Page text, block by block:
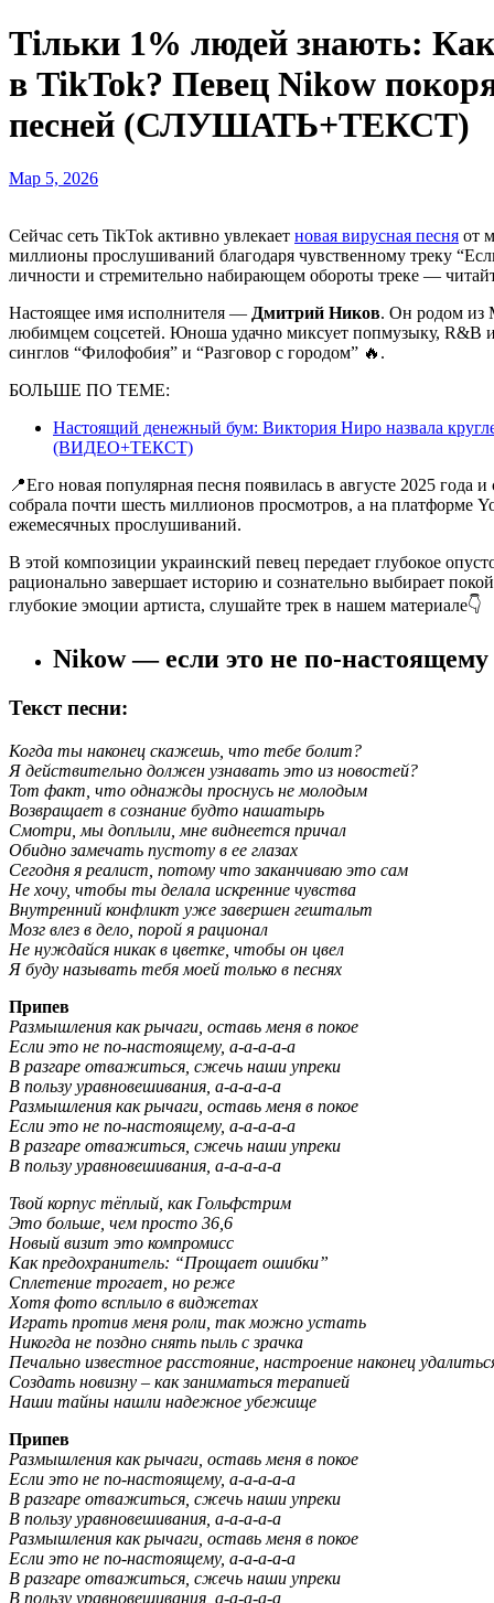
Тільки 1% людей знають:
в TikTok? Певец Nikow
песней (СЛУШАТЬ+ТЕКСТ)
Мар 5, 2026
Сейчас сеть TikTok активно увлекает новая вирусная песня от
миллионы прослушиваний благодаря чувственному треку
личности и стремительно набирающем обороты треке —
Настоящее имя исполнителя — Дмитрий Ников. Он родом из
любимцем соцсетей. Юноша удачно миксует попмузыку, R&B
синглов “Филофобия” и “Разговор с городом” 🔥.
БОЛЬШЕ ПО ТЕМЕ:
Настоящий денежный бум: Виктория Ниро назвала
(ВИДЕО+ТЕКСТ)
📍Его новая популярная песня появилась в августе 2025 года
собрала почти шесть миллионов просмотров, а на платформе
ежемесячных прослушиваний.
В этой композиции украинский певец передает глубокое
рационально завершает историю и сознательно выбирает
глубокие эмоции артиста, слушайте трек в нашем материале👇
Nikow — если это не по-настоящему
Текст песни:
Когда ты наконец скажешь, что тебе болит?
Я действительно должен узнавать это из новостей?
Тот факт, что однажды проснусь не молодым
Возвращает в сознание будто нашатырь
Смотри, мы доплыли, мне виднеется причал
Обидно замечать пустоту в ее глазах
Сегодня я реалист, потому что заканчиваю это сам
Не хочу, чтобы ты делала искренние чувства
Внутренний конфликт уже завершен гештальт
Мозг влез в дело, порой я рационал
Не нуждайся никак в цветке, чтобы он цвел
Я буду называть тебя моей только в песнях
Припев
Размышления как рычаги, оставь меня в покое
Если это не по-настоящему, а-а-а-а-а
В разгаре отважиться, сжечь наши упреки
В пользу уравновешивания, а-а-а-а-а
Размышления как рычаги, оставь меня в покое
Если это не по-настоящему, а-а-а-а-а
В разгаре отважиться, сжечь наши упреки
В пользу уравновешивания, а-а-а-а-а
Твой корпус тёплый, как Гольфстрим
Это больше, чем просто 36,6
Новый визит это компромисс
Как предохранитель: “Прощает ошибки”
Сплетение трогает, но реже
Хотя фото всплыло в виджетах
Играть против меня роли, так можно устать
Никогда не поздно снять пыль с зрачка
Печально известное расстояние, настроение наконец
Создать новизну – как заниматься терапией
Наши тайны нашли надежное убежище
Припев
Размышления как рычаги, оставь меня в покое
Если это не по-настоящему, а-а-а-а-а
В разгаре отважиться, сжечь наши упреки
В пользу уравновешивания, а-а-а-а-а
Размышления как рычаги, оставь меня в покое
Если это не по-настоящему, а-а-а-а-а
В разгаре отважиться, сжечь наши упреки
В пользу уравновешивания, а-а-а-а-а